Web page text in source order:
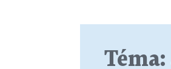
Téma: